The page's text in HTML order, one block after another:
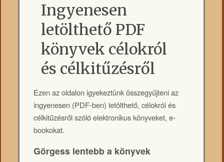
Ingyenesen
letölthető PDF
könyvek célokról
és célkitűzésről
Ezen az oldalon igyekeztünk összegyűjteni az
ingyenesen (PDF-ben) letölthető, célokról és
célkitűzésről szóló elektronikus könyveket, e-
bookokat.
Görgess lentebb a könyvek